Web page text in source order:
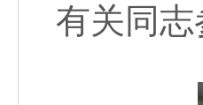
有关同志